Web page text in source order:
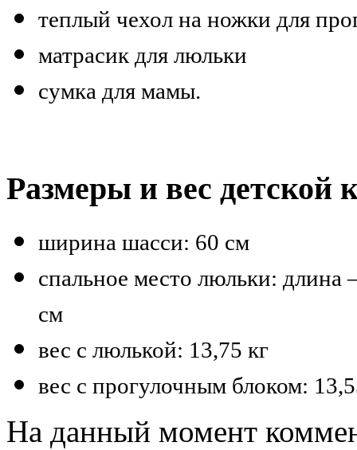
теплый чехол на ножки для
матрасик для люльки
сумка для мамы.
Размеры и вес детской
ширина шасси: 60 см
спальное место люльки:
см
вес с люлькой: 13,75 кг
вес с прогулочным блоком:
На данный момент